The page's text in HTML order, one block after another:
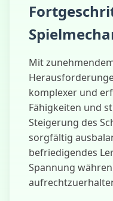
Mit
komplexer und
Fähigkeiten und
Steigerung des
sorgfältig
befriedigendes
Spannung